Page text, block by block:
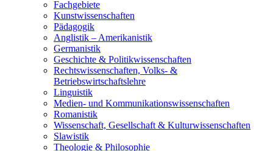
Fachgebiete
Kunstwissenschaften
Pädagogik
Anglistik – Amerikanistik
Germanistik
Geschichte & Politikwissenschaften
Rechtswissenschaften, Volks- &
Betriebswirtschaftslehre
Linguistik
Medien- und Kommunikationswissenschaften
Romanistik
Wissenschaft, Gesellschaft & Kulturwissenschaften
Slawistik
Theologie & Philosophie